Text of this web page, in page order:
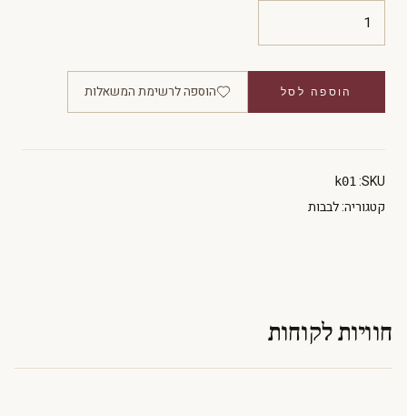
הוספה לסל הוספה לרשימת המשאלות
SKU:
k01
קטגוריה:לבבות
חוויות לקוחות